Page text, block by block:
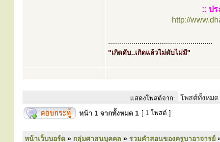
:: ป
http://
.....................................................
"เกิดดับ..เกิดแล้วไม่ดับไม่มี"
แสดงโพสต์จาก:
หน้า 1 จากทั้งหมด 1 [ 1 โพสต์ ]
หน้าเว็บบอร์ด » กลุ่มศาสนบุคคล » รวมคำสอนของครูบาอาจารย์